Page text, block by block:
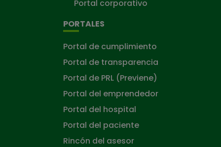
Portal corporativo
PORTALES
Portal de cumplimiento
Portal de transparencia
Portal de PRL (Previene)
Portal del emprendedor
Portal del hospital
Portal del paciente
Rincón del asesor